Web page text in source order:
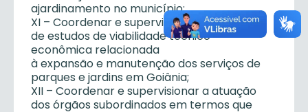
ajardinamento no município;
XI – Coordenar e supervisionar a execução
de estudos de viabilidade técnico-
econômica relacionada
à expansão e manutenção dos serviços de
parques e jardins em Goiânia;
XII – Coordenar e supervisionar a atuação
dos órgãos subordinados em termos que